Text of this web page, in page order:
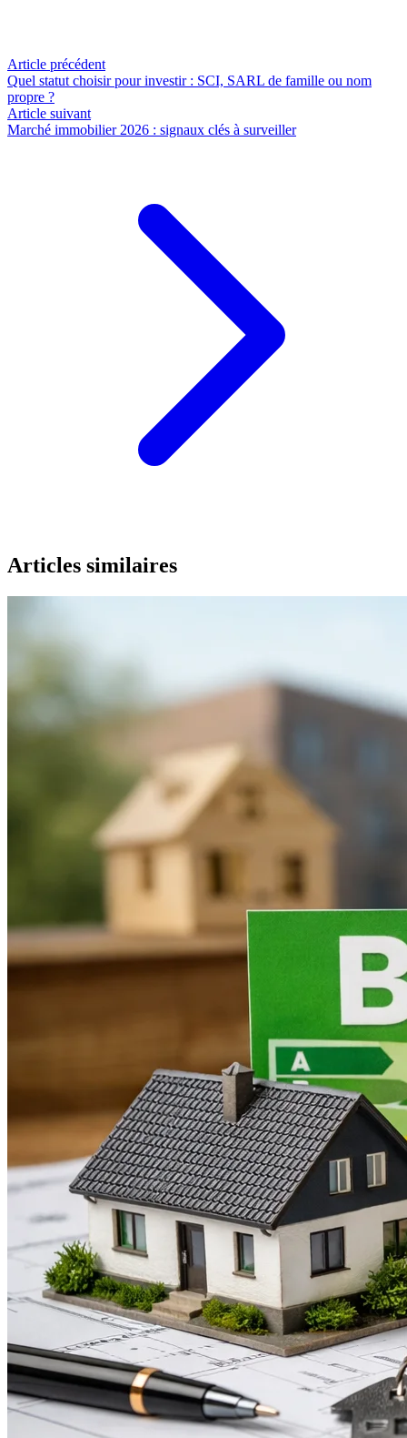
Article précédent
Quel statut choisir pour investir : SCI, SARL de famille ou nom
propre ?
Article suivant
Marché immobilier 2026 : signaux clés à surveiller
Articles similaires